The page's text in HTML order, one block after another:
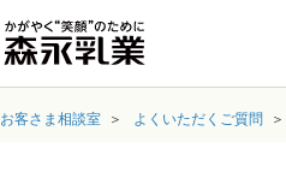
お客さま相談室 よくいただくご質問